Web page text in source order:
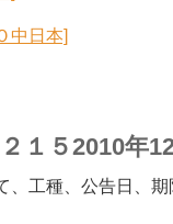
中日本]
１５2010年
、工種、公告日、